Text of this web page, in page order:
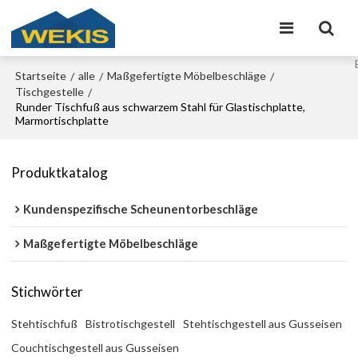
Startseite / alle / Maßgefertigte Möbelbeschläge /
Tischgestelle /
Runder Tischfuß aus schwarzem Stahl für Glastischplatte,
Marmortischplatte
Produktkatalog
Kundenspezifische Scheunentorbeschläge
Maßgefertigte Möbelbeschläge
Stichwörter
Stehtischfuß Bistrotischgestell
Stehtischgestell aus Gusseisen
Couchtischgestell aus Gusseisen